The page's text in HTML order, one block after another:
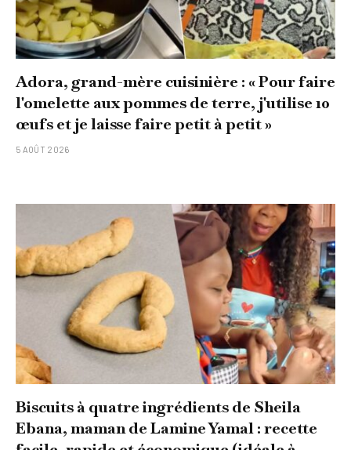
Adora, grand-mère cuisinière : « Pour faire
l'omelette aux pommes de terre, j'utilise 10
œufs et je laisse faire petit à petit »
5 AOÛT 2026
Biscuits à quatre ingrédients de Sheila
Ebana, maman de Lamine Yamal : recette